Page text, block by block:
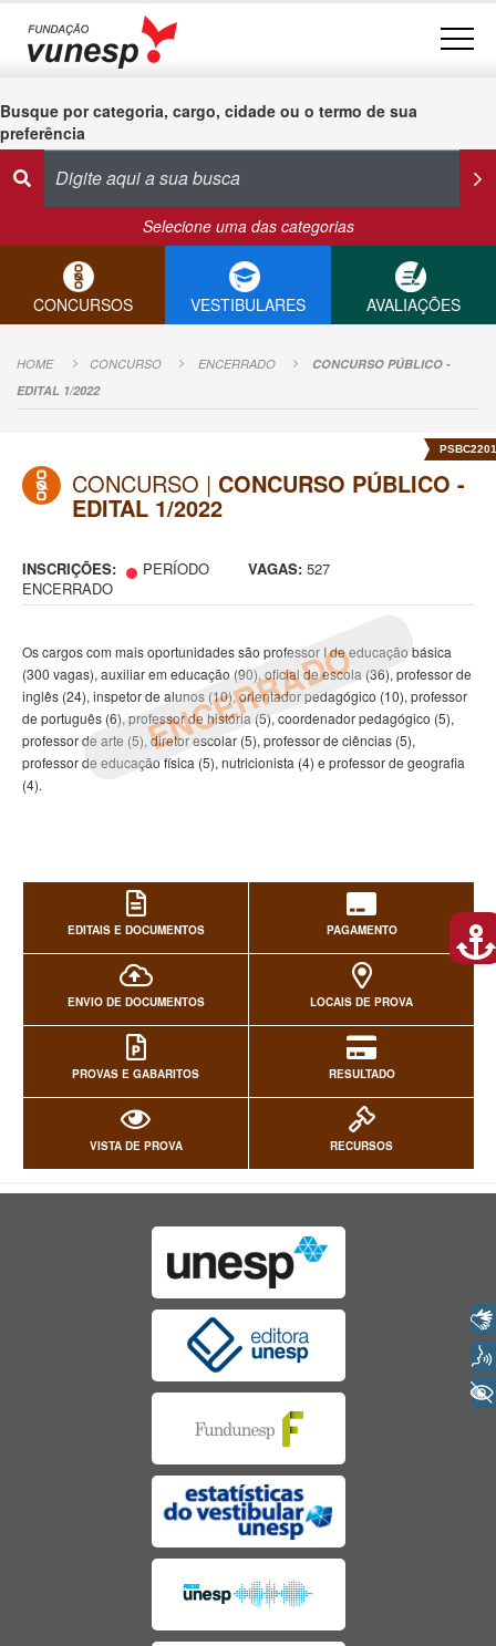
Busque por categoria, cargo, cidade ou o termo de sua
preferência
Selecione uma das categorias
CONCURSOS VESTIBULARES AVALIAÇÕES
HOME CONCURSO ENCERRADO
CONCURSO PÚBLICO -
EDITAL 1/2022
PSBC2201
CONCURSO | CONCURSO PÚBLICO -
EDITAL 1/2022
INSCRIÇÕES:
PERÍODO
ENCERRADO
VAGAS: 527
ENCERRADO
Os cargos com mais oportunidades são professor I de educação básica
(300 vagas), auxiliar em educação (90), oficial de escola (36), professor de
inglês (24), inspetor de alunos (10), orientador pedagógico (10), professor
de português (6), professor de história (5), coordenador pedagógico (5),
professor de arte (5), diretor escolar (5), professor de ciências (5),
professor de educação física (5), nutricionista (4) e professor de geografia
(4).
EDITAIS E DOCUMENTOS PAGAMENTO
ENVIO DE DOCUMENTOS LOCAIS DE PROVA
PROVAS E GABARITOS RESULTADO
VISTA DE PROVA RECURSOS
+ Acessibilidade